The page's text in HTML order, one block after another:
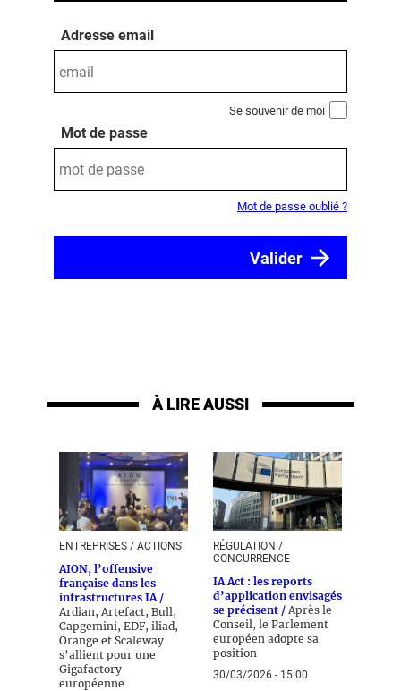
Adresse email
Se souvenir de moi
Mot de passe
Mot de passe oublié ?
À LIRE AUSSI
ENTREPRISES / ACTIONS
AION, l’offensive
française dans les
infrastructures IA /
Ardian, Artefact, Bull,
Capgemini, EDF, iliad,
Orange et Scaleway
s’allient pour une
Gigafactory
européenne
RÉGULATION /
CONCURRENCE
IA Act : les reports
d’application envisagés
se précisent / Après le
Conseil, le Parlement
européen adopte sa
position
30/03/2026 - 15:00